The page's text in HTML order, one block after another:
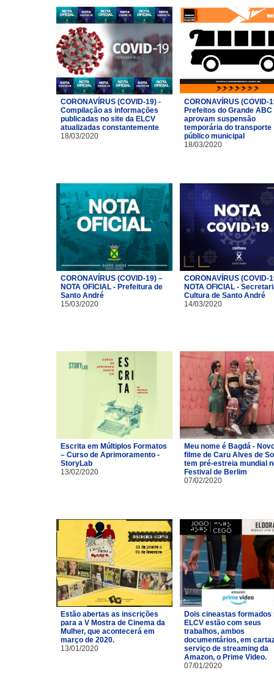
CORONAVÍRUS (COVID-19) -
Compilação as informações
publicadas no site da ELCV
atualizadas constantemente
18/03/2020
CORONAVÍRUS (COVID-
Prefeitos do Grande ABC
aprovam suspensão
temporária do transporte
público municipal
18/03/2020
CORONAVÍRUS (COVID-19) –
NOTA OFICIAL - Prefeitura de
Santo André
15/03/2020
CORONAVÍRUS (COVID-
NOTA OFICIAL -
Cultura de Santo André
14/03/2020
Escrita em Múltiplos Formatos
– Curso de Aprimoramento -
StoryLab
13/02/2020
Meu nome é Bagdá -
filme de Caru Alves de
tem pré-estreia mundial
Festival de Berlim
07/02/2020
Estão abertas as inscrições
para a V Mostra de Cinema da
Mulher, que acontecerá em
março de 2020.
13/01/2020
Dois cineastas formados
ELCV estão com seus
trabalhos, ambos
documentários, em
serviço de streaming da
Amazon, o Prime Video.
07/01/2020